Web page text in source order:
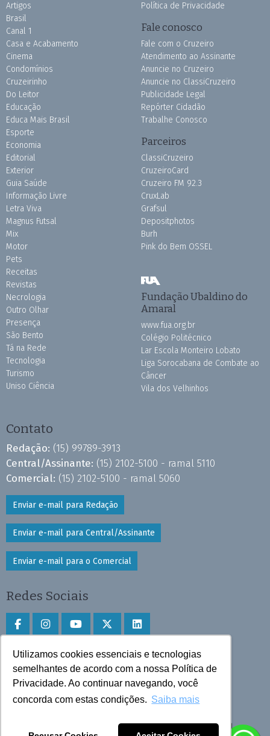
Utilizamos cookies essenciais e tecnologias
semelhantes de acordo com a nossa Política de
Privacidade. Ao continuar navegando, você
concorda com estas condições. Saiba mais
Artigos
Brasil
Canal 1
Casa e Acabamento
Cinema
Condomínios
Cruzeirinho
Do Leitor
Educação
Educa Mais Brasil
Esporte
Economia
Editorial
Exterior
Guia Saúde
Informação Livre
Letra Viva
Magnus Futsal
Mix
Motor
Pets
Receitas
Revistas
Necrologia
Outro Olhar
Presença
São Bento
Tá na Rede
Tecnologia
Turismo
Uniso Ciência
Política de Privacidade
Fale conosco
Fale com o Cruzeiro
Atendimento ao Assinante
Anuncie no Cruzeiro
Anuncie no ClassiCruzeiro
Publicidade Legal
Repórter Cidadão
Trabalhe Conosco
Parceiros
ClassiCruzeiro
CruzeiroCard
Cruzeiro FM 92.3
CruxLab
Grafsul
Depositphotos
Burh
Pink do Bem OSSEL
Fundação Ubaldino do
Amaral
www.fua.org.br
Colégio Politécnico
Lar Escola Monteiro Lobato
Liga Sorocabana de Combate ao
Câncer
Vila dos Velhinhos
Contato
Redação: (15) 99789-3913
Central/Assinante: (15) 2102-5100 - ramal 5110
Comercial: (15) 2102-5100 - ramal 5060
Enviar e-mail para Redação
Enviar e-mail para Central/Assinante
Enviar e-mail para o Comercial
Redes Sociais
Faça download do aplicativo
Play Store e App Store
Todos os direitos reservados © 2025 Cruzeiro do Sul